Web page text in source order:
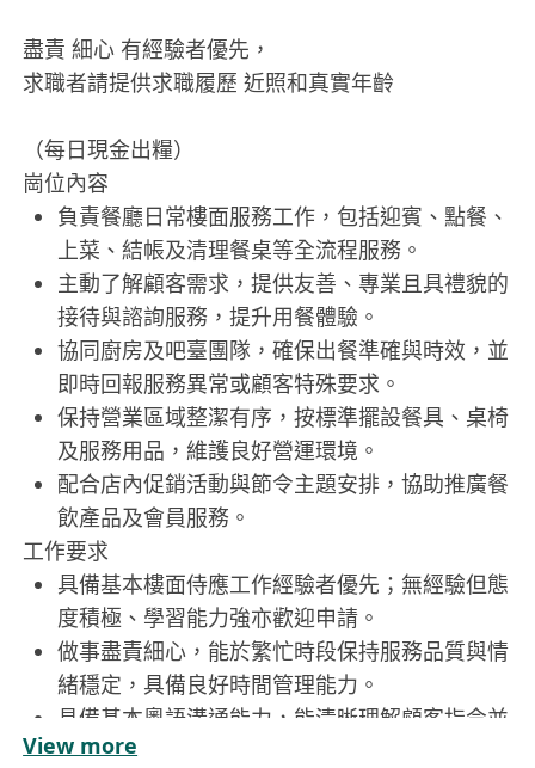
盡責 細心 有經驗者優先，
求職者請提供求職履歷 近照和真實年齡
（每日現金出糧）
崗位內容
負責餐廳日常樓面服務工作，包括迎賓、點餐、
上菜、結帳及清理餐桌等全流程服務。
主動了解顧客需求，提供友善、專業且具禮貌的
接待與諮詢服務，提升用餐體驗。
協同廚房及吧臺團隊，確保出餐準確與時效，並
即時回報服務異常或顧客特殊要求。
保持營業區域整潔有序，按標準擺設餐具、桌椅
及服務用品，維護良好營運環境。
配合店內促銷活動與節令主題安排，協助推廣餐
飲產品及會員服務。
工作要求
具備基本樓面侍應工作經驗者優先；無經驗但態
度積極、學習能力強亦歡迎申請。
做事盡責細心，能於繁忙時段保持服務品質與情
緒穩定，具備良好時間管理能力。
具備基本粵語溝通能力，能清晰理解顧客指令並
作出適當回應；懂普通話或英語為加分項。
View more